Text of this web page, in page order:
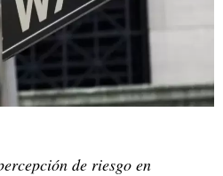
de riesgo en